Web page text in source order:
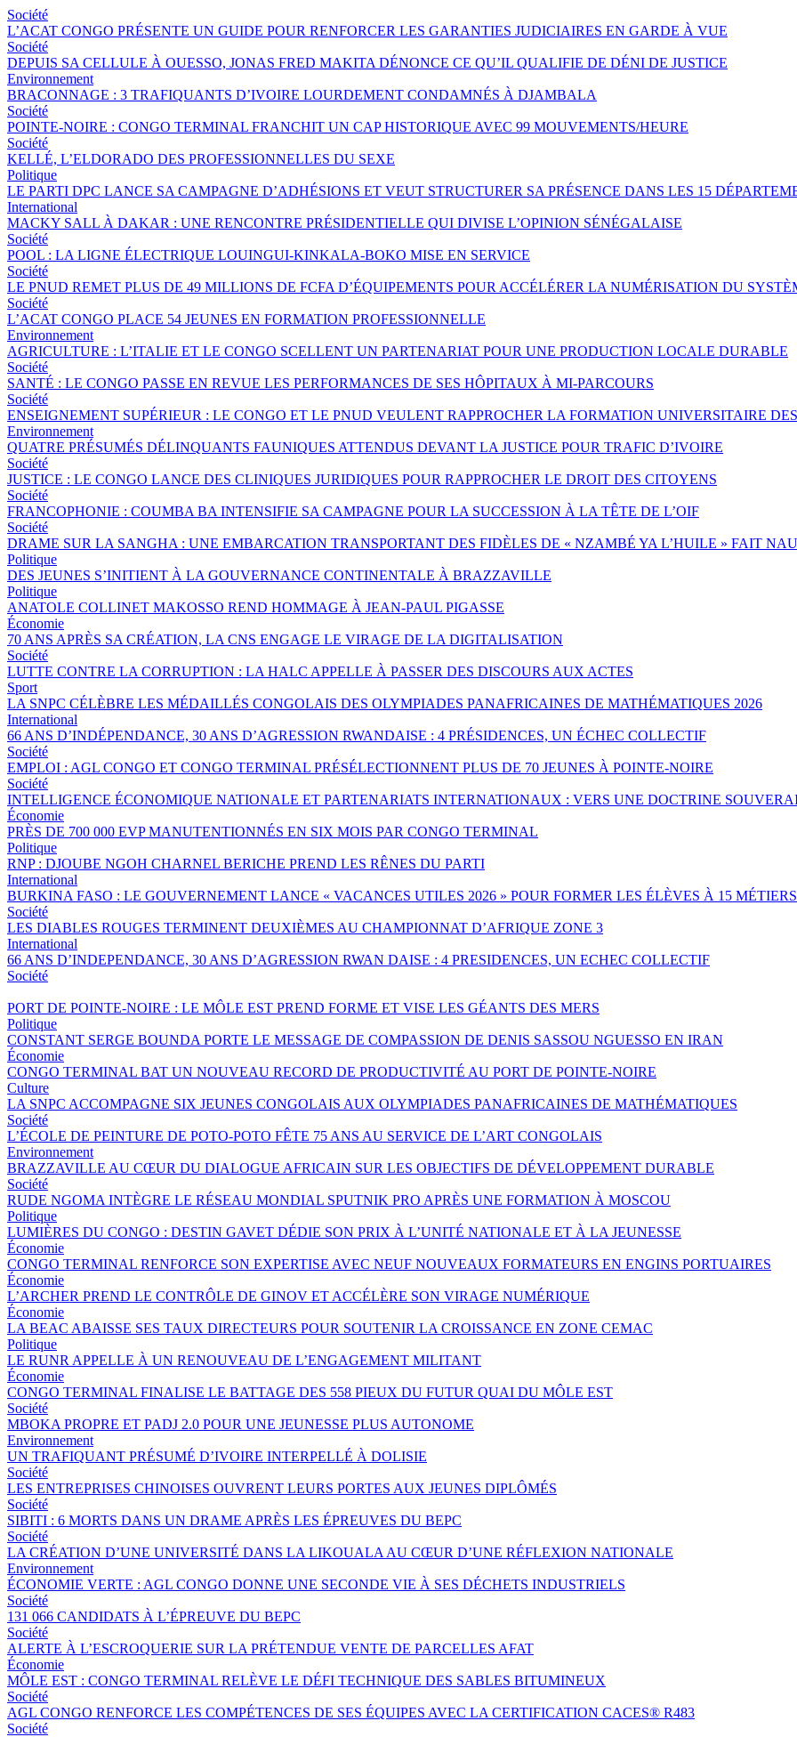
Société
L’ACAT CONGO PRÉSENTE UN GUIDE POUR RENFORCER LES GARANTIES JUDICIAIRES EN GARDE À VUE
Société
DEPUIS SA CELLULE À OUESSO, JONAS FRED MAKITA DÉNONCE CE QU’IL QUALIFIE DE DÉNI DE JUSTICE
Environnement
BRACONNAGE : 3 TRAFIQUANTS D’IVOIRE LOURDEMENT CONDAMNÉS À DJAMBALA
Société
POINTE-NOIRE : CONGO TERMINAL FRANCHIT UN CAP HISTORIQUE AVEC 99 MOUVEMENTS/HEURE
Société
KELLÉ, L’ELDORADO DES PROFESSIONNELLES DU SEXE
Politique
LE PARTI DPC LANCE SA CAMPAGNE D’ADHÉSIONS ET VEUT STRUCTURER SA PRÉSENCE DANS LES 15
International
MACKY SALL À DAKAR : UNE RENCONTRE PRÉSIDENTIELLE QUI DIVISE L’OPINION SÉNÉGALAISE
Société
POOL : LA LIGNE ÉLECTRIQUE LOUINGUI-KINKALA-BOKO MISE EN SERVICE
Société
LE PNUD REMET PLUS DE 49 MILLIONS DE FCFA D’ÉQUIPEMENTS POUR ACCÉLÉRER LA NUMÉRISATION DU
Société
L’ACAT CONGO PLACE 54 JEUNES EN FORMATION PROFESSIONNELLE
Environnement
AGRICULTURE : L’ITALIE ET LE CONGO SCELLENT UN PARTENARIAT POUR UNE PRODUCTION LOCALE DURABLE
Société
SANTÉ : LE CONGO PASSE EN REVUE LES PERFORMANCES DE SES HÔPITAUX À MI-PARCOURS
Société
ENSEIGNEMENT SUPÉRIEUR : LE CONGO ET LE PNUD VEULENT RAPPROCHER LA FORMATION UNIVERSITAIRE
Environnement
QUATRE PRÉSUMÉS DÉLINQUANTS FAUNIQUES ATTENDUS DEVANT LA JUSTICE POUR TRAFIC D’IVOIRE
Société
JUSTICE : LE CONGO LANCE DES CLINIQUES JURIDIQUES POUR RAPPROCHER LE DROIT DES CITOYENS
Société
FRANCOPHONIE : COUMBA BA INTENSIFIE SA CAMPAGNE POUR LA SUCCESSION À LA TÊTE DE L’OIF
Société
DRAME SUR LA SANGHA : UNE EMBARCATION TRANSPORTANT DES FIDÈLES DE « NZAMBÉ YA L’HUILE » FAIT
Politique
DES JEUNES S’INITIENT À LA GOUVERNANCE CONTINENTALE À BRAZZAVILLE
Politique
ANATOLE COLLINET MAKOSSO REND HOMMAGE À JEAN-PAUL PIGASSE
Économie
70 ANS APRÈS SA CRÉATION, LA CNS ENGAGE LE VIRAGE DE LA DIGITALISATION
Société
LUTTE CONTRE LA CORRUPTION : LA HALC APPELLE À PASSER DES DISCOURS AUX ACTES
Sport
LA SNPC CÉLÈBRE LES MÉDAILLÉS CONGOLAIS DES OLYMPIADES PANAFRICAINES DE MATHÉMATIQUES 2026
International
66 ANS D’INDÉPENDANCE, 30 ANS D’AGRESSION RWANDAISE : 4 PRÉSIDENCES, UN ÉCHEC COLLECTIF
Société
EMPLOI : AGL CONGO ET CONGO TERMINAL PRÉSÉLECTIONNENT PLUS DE 70 JEUNES À POINTE-NOIRE
Société
INTELLIGENCE ÉCONOMIQUE NATIONALE ET PARTENARIATS INTERNATIONAUX : VERS UNE DOCTRINE
Économie
PRÈS DE 700 000 EVP MANUTENTIONNÉS EN SIX MOIS PAR CONGO TERMINAL
Politique
RNP : DJOUBE NGOH CHARNEL BERICHE PREND LES RÊNES DU PARTI
International
BURKINA FASO : LE GOUVERNEMENT LANCE « VACANCES UTILES 2026 » POUR FORMER LES ÉLÈVES À 15 MÉTIERS
Société
LES DIABLES ROUGES TERMINENT DEUXIÈMES AU CHAMPIONNAT D’AFRIQUE ZONE 3
International
66 ANS D’INDEPENDANCE, 30 ANS D’AGRESSION RWAN DAISE : 4 PRESIDENCES, UN ECHEC COLLECTIF
Société
PORT DE POINTE-NOIRE : LE MÔLE EST PREND FORME ET VISE LES GÉANTS DES MERS
Politique
CONSTANT SERGE BOUNDA PORTE LE MESSAGE DE COMPASSION DE DENIS SASSOU NGUESSO EN IRAN
Économie
CONGO TERMINAL BAT UN NOUVEAU RECORD DE PRODUCTIVITÉ AU PORT DE POINTE-NOIRE
Culture
LA SNPC ACCOMPAGNE SIX JEUNES CONGOLAIS AUX OLYMPIADES PANAFRICAINES DE MATHÉMATIQUES
Société
L’ÉCOLE DE PEINTURE DE POTO-POTO FÊTE 75 ANS AU SERVICE DE L’ART CONGOLAIS
Environnement
BRAZZAVILLE AU CŒUR DU DIALOGUE AFRICAIN SUR LES OBJECTIFS DE DÉVELOPPEMENT DURABLE
Société
RUDE NGOMA INTÈGRE LE RÉSEAU MONDIAL SPUTNIK PRO APRÈS UNE FORMATION À MOSCOU
Politique
LUMIÈRES DU CONGO : DESTIN GAVET DÉDIE SON PRIX À L’UNITÉ NATIONALE ET À LA JEUNESSE
Économie
CONGO TERMINAL RENFORCE SON EXPERTISE AVEC NEUF NOUVEAUX FORMATEURS EN ENGINS PORTUAIRES
Économie
L’ARCHER PREND LE CONTRÔLE DE GINOV ET ACCÉLÈRE SON VIRAGE NUMÉRIQUE
Économie
LA BEAC ABAISSE SES TAUX DIRECTEURS POUR SOUTENIR LA CROISSANCE EN ZONE CEMAC
Politique
LE RUNR APPELLE À UN RENOUVEAU DE L’ENGAGEMENT MILITANT
Économie
CONGO TERMINAL FINALISE LE BATTAGE DES 558 PIEUX DU FUTUR QUAI DU MÔLE EST
Société
MBOKA PROPRE ET PADJ 2.0 POUR UNE JEUNESSE PLUS AUTONOME
Environnement
UN TRAFIQUANT PRÉSUMÉ D’IVOIRE INTERPELLÉ À DOLISIE
Société
LES ENTREPRISES CHINOISES OUVRENT LEURS PORTES AUX JEUNES DIPLÔMÉS
Société
SIBITI : 6 MORTS DANS UN DRAME APRÈS LES ÉPREUVES DU BEPC
Société
LA CRÉATION D’UNE UNIVERSITÉ DANS LA LIKOUALA AU CŒUR D’UNE RÉFLEXION NATIONALE
Environnement
ÉCONOMIE VERTE : AGL CONGO DONNE UNE SECONDE VIE À SES DÉCHETS INDUSTRIELS
Société
131 066 CANDIDATS À L’ÉPREUVE DU BEPC
Société
ALERTE À L’ESCROQUERIE SUR LA PRÉTENDUE VENTE DE PARCELLES AFAT
Économie
MÔLE EST : CONGO TERMINAL RELÈVE LE DÉFI TECHNIQUE DES SABLES BITUMINEUX
Société
AGL CONGO RENFORCE LES COMPÉTENCES DE SES ÉQUIPES AVEC LA CERTIFICATION CACES® R483
Société